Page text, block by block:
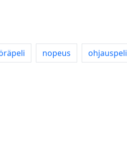
nopeus ohjauspeli